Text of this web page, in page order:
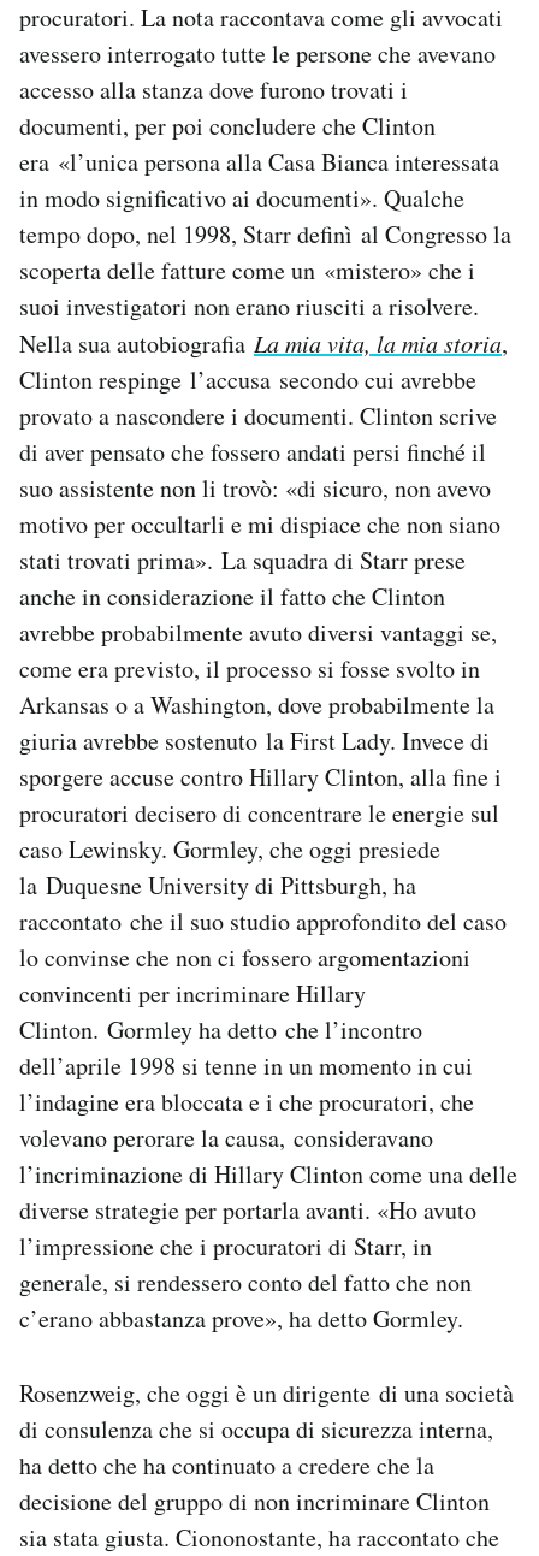
procuratori. La nota raccontava come gli avvocati
avessero interrogato tutte le persone che avevano
accesso alla stanza dove furono trovati i
documenti, per poi concludere che Clinton
era «l’unica persona alla Casa Bianca interessata
in modo significativo ai documenti». Qualche
tempo dopo, nel 1998, Starr definì al Congresso la
scoperta delle fatture come un «mistero» che i
suoi investigatori non erano riusciti a risolvere.
Nella sua autobiografia La mia vita, la mia storia,
Clinton respinge l’accusa secondo cui avrebbe
provato a nascondere i documenti. Clinton scrive
di aver pensato che fossero andati persi finché il
suo assistente non li trovò: «di sicuro, non avevo
motivo per occultarli e mi dispiace che non siano
stati trovati prima». La squadra di Starr prese
anche in considerazione il fatto che Clinton
avrebbe probabilmente avuto diversi vantaggi se,
come era previsto, il processo si fosse svolto in
Arkansas o a Washington, dove probabilmente la
giuria avrebbe sostenuto la First Lady. Invece di
sporgere accuse contro Hillary Clinton, alla fine i
procuratori decisero di concentrare le energie sul
caso Lewinsky. Gormley, che oggi presiede
la Duquesne University di Pittsburgh, ha
raccontato che il suo studio approfondito del caso
lo convinse che non ci fossero argomentazioni
convincenti per incriminare Hillary
Clinton. Gormley ha detto che l’incontro
dell’aprile 1998 si tenne in un momento in cui
l’indagine era bloccata e i che procuratori, che
volevano perorare la causa, consideravano
l’incriminazione di Hillary Clinton come una delle
diverse strategie per portarla avanti. «Ho avuto
l’impressione che i procuratori di Starr, in
generale, si rendessero conto del fatto che non
c’erano abbastanza prove», ha detto Gormley.
Rosenzweig, che oggi è un dirigente di una società
di consulenza che si occupa di sicurezza interna,
ha detto che ha continuato a credere che la
decisione del gruppo di non incriminare Clinton
sia stata giusta. Ciononostante, ha raccontato che